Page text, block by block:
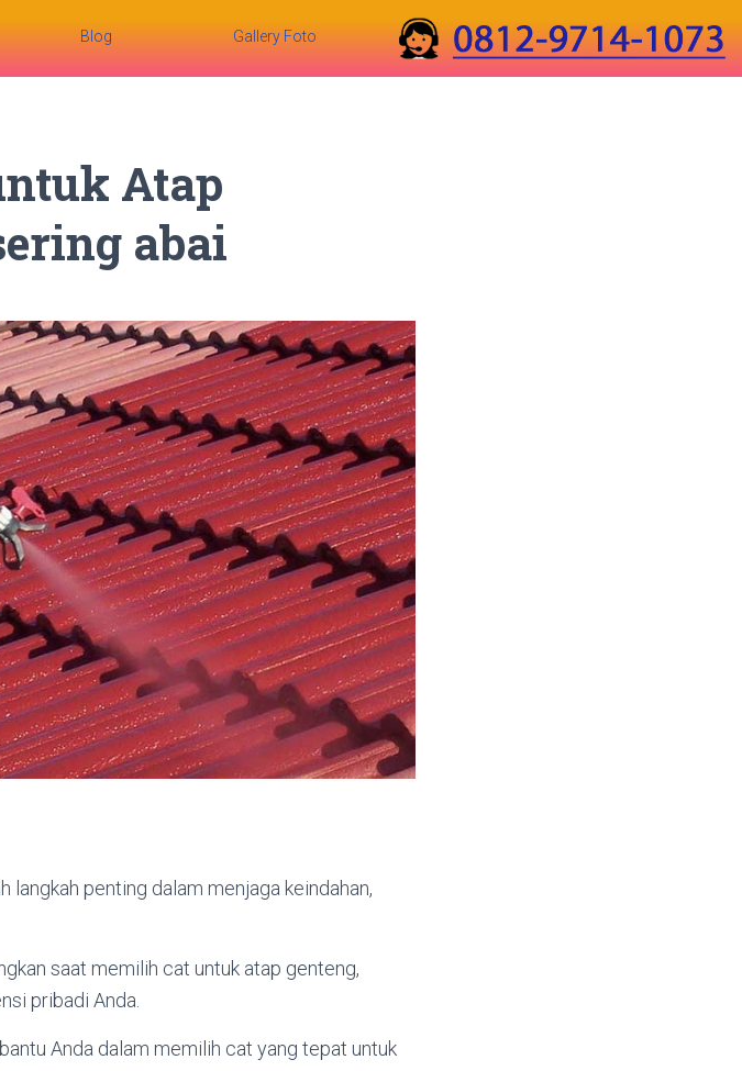
Blog Gallery Foto
Atap
abai
penting dalam menjaga keindahan,
saat memilih cat untuk atap genteng,
pribadi Anda.
Anda dalam memilih cat yang tepat untuk